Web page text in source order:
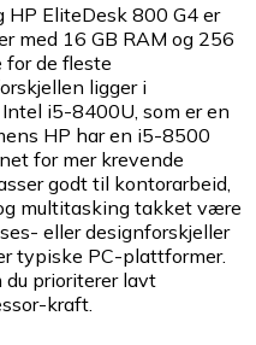
EliteDesk 800 G4 er
med 16 GB RAM og 256
for de fleste
ligger i
i5-8400U, som er en
HP har en i5-8500
for mer krevende
godt til kontorarbeid,
multitasking takket være
eller designforskjeller
typiske PC-plattformer.
du prioriterer lavt
kraft.